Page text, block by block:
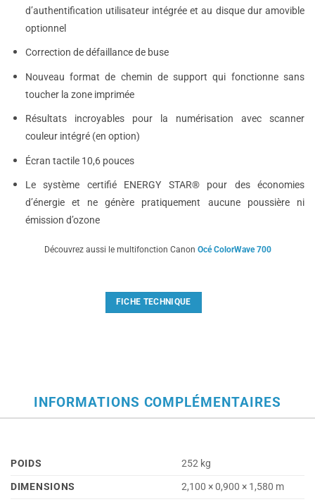
d’authentification utilisateur intégrée et au disque dur amovible
optionnel
Correction de défaillance de buse
Nouveau format de chemin de support qui fonctionne sans
toucher la zone imprimée
Résultats incroyables pour la numérisation avec scanner
couleur intégré (en option)
Écran tactile 10,6 pouces
Le système certifié ENERGY STAR® pour des économies
d’énergie et ne génère pratiquement aucune poussière ni
émission d’ozone
Découvrez aussi le multifonction Canon Océ ColorWave 700
FICHE TECHNIQUE
INFORMATIONS COMPLÉMENTAIRES
POIDS
252 kg
DIMENSIONS
2,100 × 0,900 × 1,580 m